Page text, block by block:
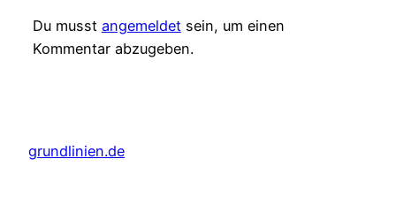
Du musst angemeldetsein, um einen
Kommentar abzugeben.
grundlinien.de